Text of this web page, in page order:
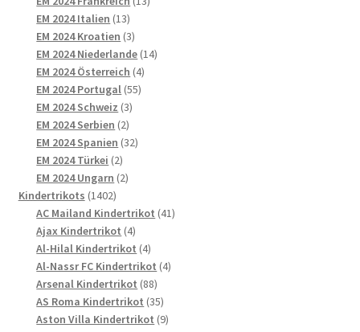
EM 2024 Italien 1313
Produkte
EM 2024 Kroatien 33
Produkte
EM 2024 Niederlande 1414
EM 2024 Österreich 44
EM 2024 Portugal 5555
EM 2024 Schweiz 33
EM 2024 Serbien 22
Produkte
EM 2024 Spanien 3232
EM 2024 Türkei 22
Produkte
EM 2024 Ungarn 22
Kindertrikots 14021402
Produkte
AC Mailand Kindertrikot 4141
Ajax Kindertrikot 44
Produkte
Al-Hilal Kindertrikot 44
Produkte
Al-Nassr FC Kindertrikot 44
Arsenal Kindertrikot 8888
Produkte
AS Roma Kindertrikot 3535
Produkte
Aston Villa Kindertrikot 99